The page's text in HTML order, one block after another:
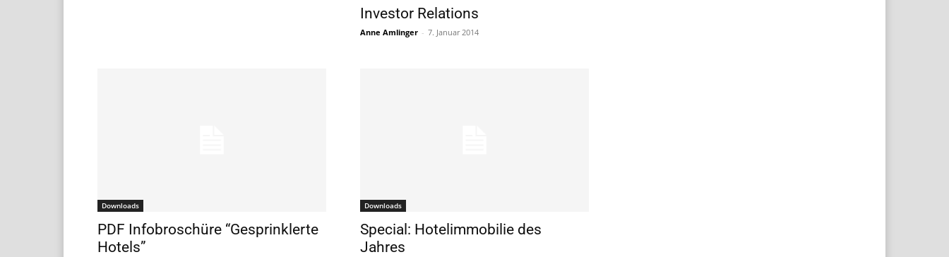
Investor Relations
Anne Amlinger - 7. Januar 2014
Downloads
PDF Infobroschüre “Gesprinklerte
Hotels”
Downloads
Special: Hotelimmobilie des
Jahres